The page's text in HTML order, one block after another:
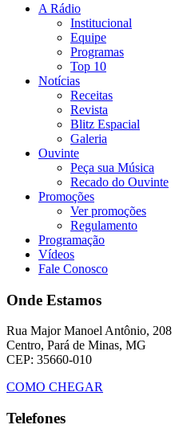
A Rádio
Institucional
Equipe
Programas
Top 10
Notícias
Receitas
Revista
Blitz Espacial
Galeria
Ouvinte
Peça sua Música
Recado do Ouvinte
Promoções
Ver promoções
Regulamento
Programação
Vídeos
Fale Conosco
Onde Estamos
Rua Major Manoel Antônio, 208
Centro, Pará de Minas, MG
CEP: 35660-010
COMO CHEGAR
Telefones